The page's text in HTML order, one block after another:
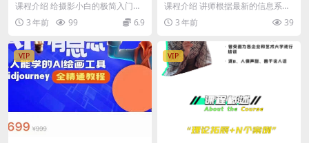
课程介绍 给摄影小白的极简入门，
通过减少一些不必要的元素，保留
那些关键的构图要素...
3 年前 99 6.9
课程介绍 讲师根据最新的信息系统
项目管理师考试动态，对考试中所
有知识点进行了归类...
3 年前 39
VIP VIP